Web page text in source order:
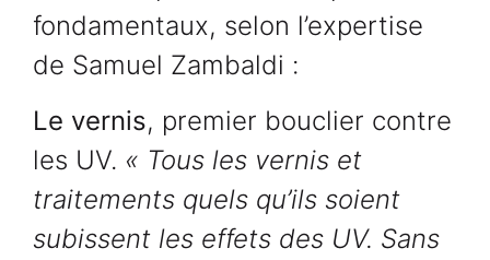
fondamentaux, selon l’expertise
de Samuel Zambaldi :
Le vernis, premier bouclier contre
les UV. « Tous les vernis et
traitements quels qu’ils soient
subissent les effets des UV. Sans